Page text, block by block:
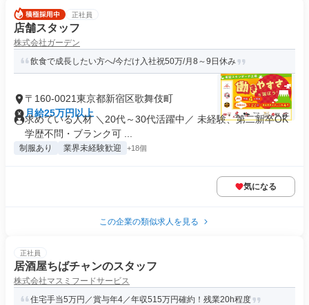
正社員
店舗スタッフ
株式会社ガーデン
飲食で成長したい方へ/今だけ入社祝50万/月8～9日休み
〒160-0021東京都新宿区歌舞伎町
月給25万円以上
求めている人材 ＼20代～30代活躍中／ 未経験、第二新卒OK
学歴不問・ブランク可 ...
制服あり 業界未経験歓迎 +18個
気になる
この企業の類似求人を見る
正社員
居酒屋ちばチャンのスタッフ
株式会社マスミフードサービス
住宅手当5万円／賞与年4／年収515万円確約！残業20h程度